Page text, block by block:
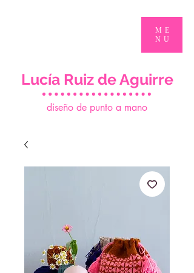
diseño de punto a mano
Lucía Ruiz de Aguirre
ME
NU